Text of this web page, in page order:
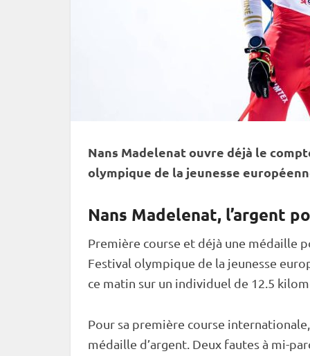
Nans Madelenat ouvre déjà le
olympique de la jeunesse
Nans Madelenat, l’argent
Première course et déjà une médaille
Festival olympique de la jeunesse
ce matin sur un individuel de 12.5
Pour sa première course
médaille d’argent. Deux fautes à mi-